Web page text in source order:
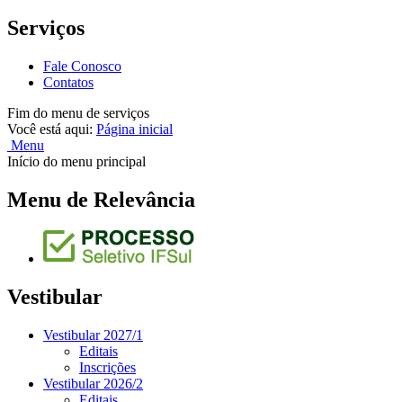
Serviços
Fale Conosco
Contatos
Fim do menu de serviços
Você está aqui: Página inicial
Menu
Início do menu principal
Menu de Relevância
Vestibular
Vestibular 2027/1
Editais
Inscrições
Vestibular 2026/2